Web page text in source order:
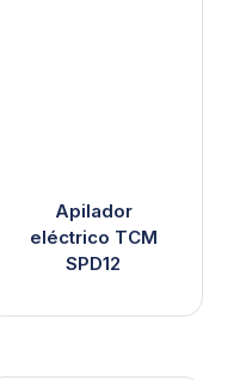
Apilador
eléctrico TCM
SPD12